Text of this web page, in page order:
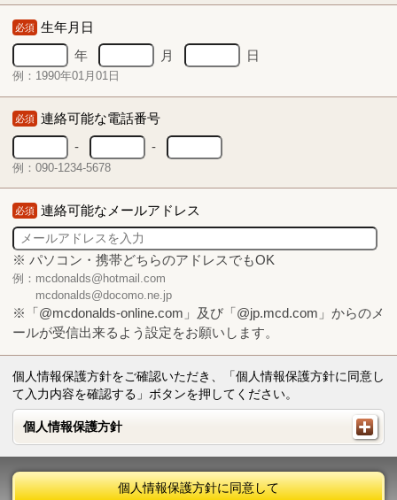
必須 生年月日
年
月 日
例：1990年01月01日
必須 連絡可能な電話番号
-
-
例：090-1234-5678
必須 連絡可能なメールアドレス
※ パソコン・携帯どちらのアドレスでもOK
例：mcdonalds@hotmail.com
mcdonalds@docomo.ne.jp
※「@mcdonalds-online.com」及び「@jp.mcd.com」からのメ
ールが受信出来るよう設定をお願いします。
個人情報保護方針をご確認いただき、「個人情報保護方針に同意し
て入力内容を確認する」ボタンを押してください。
個人情報保護方針
個人情報保護方針
個人情報保護方針に同意して